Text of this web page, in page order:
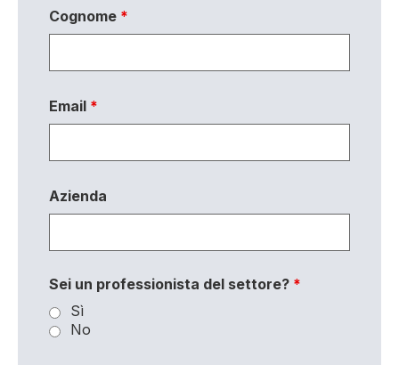
Cognome *
Email *
Azienda
Sei un professionista del settore? *
Sì
No